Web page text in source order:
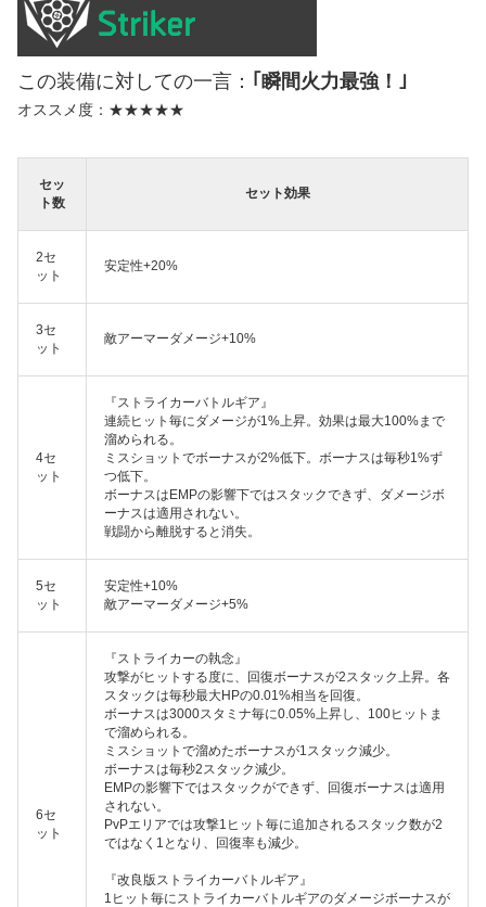
この装備に対しての一言： ｢瞬間火力最強！｣
オススメ度：★★★★★
セッ
ト数
セット効果
2セ
ット
安定性+20%
3セ
ット
敵アーマーダメージ+10%
4セ
ット
『ストライカーバトルギア』
連続ヒット毎にダメージが1%上昇。効果は最大100%まで
溜められる。
ミスショットでボーナスが2%低下。ボーナスは毎秒1%ず
つ低下。
ボーナスはEMPの影響下ではスタックできず、ダメージボ
ーナスは適用されない。
戦闘から離脱すると消失。
5セ
ット
安定性+10%
敵アーマーダメージ+5%
6セ
ット
『ストライカーの執念』
攻撃がヒットする度に、回復ボーナスが2スタック上昇。各
スタックは毎秒最大HPの0.01%相当を回復。
ボーナスは3000スタミナ毎に0.05%上昇し、100ヒットま
で溜められる。
ミスショットで溜めたボーナスが1スタック減少。
ボーナスは毎秒2スタック減少。
EMPの影響下ではスタックができず、回復ボーナスは適用
されない。
PvPエリアでは攻撃1ヒット毎に追加されるスタック数が2
ではなく1となり、回復率も減少。
『改良版ストライカーバトルギア』
1ヒット毎にストライカーバトルギアのダメージボーナスが